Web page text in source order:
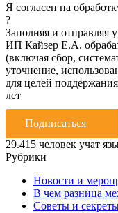
Я согласен на
?
Заполняя и отправляя
ИП Кайзер Е.А.
(включая сбор,
уточнение,
для целей
лет
Подписаться
29.415 человек учат
Рубрики
Новости и
В чем разница
Советы и